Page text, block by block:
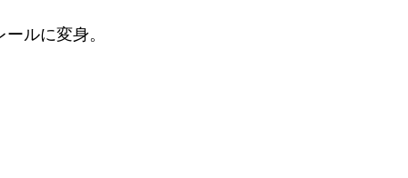
ルに変身。